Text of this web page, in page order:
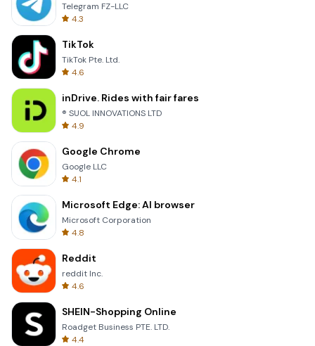
Telegram FZ-LLC
4.3
TikTok
TikTok Pte. Ltd.
4.6
inDrive. Rides with fair fares
® SUOL INNOVATIONS LTD
4.9
Google Chrome
Google LLC
4.1
Microsoft Edge: AI browser
Microsoft Corporation
4.8
Reddit
reddit Inc.
4.6
SHEIN-Shopping Online
Roadget Business PTE. LTD.
4.4